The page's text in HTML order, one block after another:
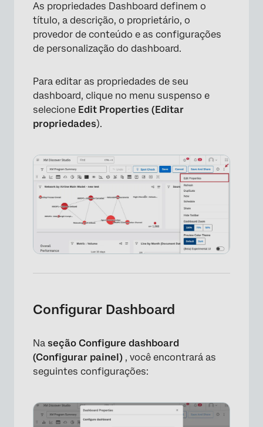
Otimização Dashboard
As propriedades Dashboard definem o
título, a descrição, o proprietário, o
provedor de conteúdo e as configurações
de personalização do dashboard.
Para editar as propriedades de seu
dashboard, clique no menu suspenso e
selecione Edit Properties (Editar
propriedades).
Configurar Dashboard
Na seção Configure dashboard
(Configurar painel) , você encontrará as
seguintes configurações: